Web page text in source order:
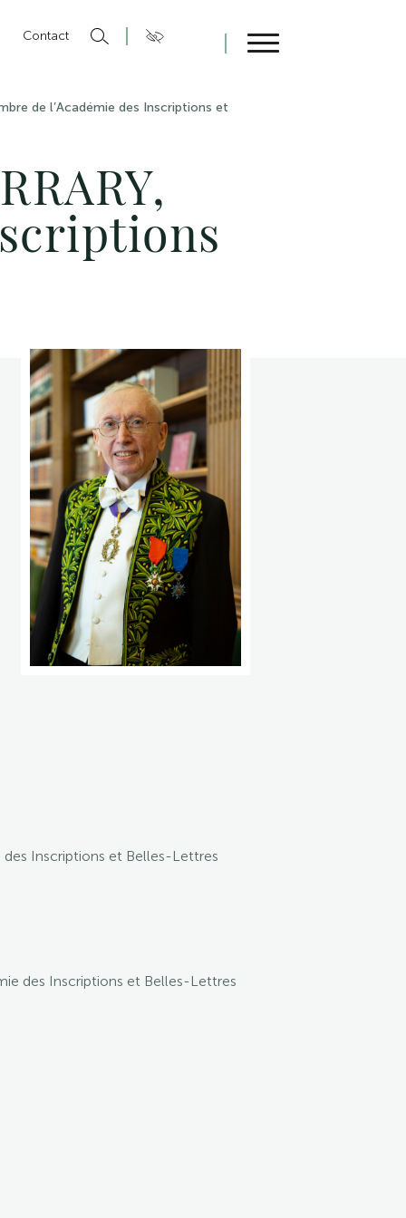
Contact
de l’Académie des Inscriptions et
des Inscriptions et Belles-Lettres
des Inscriptions et Belles-Lettres